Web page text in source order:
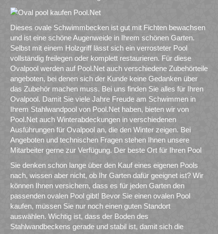
Dieses ovale Schwimmbecken ist gut mit Fichten bewachsen
und ist eine schöne Augenweide in Ihrem schönen Garten.
Selbst mit einem Holzgriff lässt sich ein verrosteter Pool
vollständig freilegen oder komplett restaurieren. Für diese
Ovalpool werden auf Pool.Net auch verschiedene Zubehörteile
angeboten, bei denen sich der Kunde keine Gedanken über
das Zubehör machen muss. Bei uns finden Sie alles für Ihren
Ovalpool. Damit Sie viele Jahre Freude am Schwimmen in
Ihrem Stahlwandpool von Pool.Net haben, bieten wir von
Pool.Net auch Winterabdeckungen in verschiedenen
Ausführungen für Ovalpool an, die den Winter zeigen. Bei
Angeboten und technischen Fragen stehen Ihnen unsere
Mitarbeiter gerne zur Verfügung. Der beste Ort für Ihren Pool
Sie denken schon lange über den Kauf eines eigenen Pools
nach, wissen aber nicht, ob Ihr Garten dafür geeignet ist? Wir
können Ihnen versichern, dass es für jeden Garten den
passenden ovalen Pool gibt! Bevor Sie einen ovalen Pool
kaufen, müssen Sie nur noch einen guten Standort
auswählen. Wichtig ist, dass der Boden des
Stahlwandbeckens gerade und stabil ist, damit sich die